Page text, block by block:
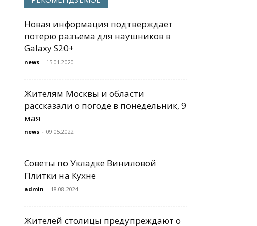
Новая информация подтверждает
потерю разъема для наушников в
Galaxy S20+
news - 15.01.2020
Жителям Москвы и области
рассказали о погоде в понедельник, 9
мая
news - 09.05.2022
Советы по Укладке Виниловой
Плитки на Кухне
admin - 18.08.2024
Жителей столицы предупреждают о